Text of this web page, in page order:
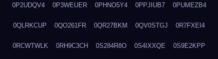
0P2UDQV4 0P3WEUER 0PHNO5Y4 0PPJIUB7 0PUMEZB4
0QLRKCUP 0QO261FR 0QR27BKM 0QV0STGJ 0R7FXEI4
0RCWTWLK 0RH9C3CH 0S284R8O 0S4IXXQE 0S9E2KPP